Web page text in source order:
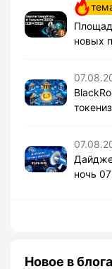
новых
ночь
Новое в